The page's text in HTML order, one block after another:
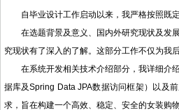
自毕业设计工作启动以来，我严格按照既
在选题背景及意义、国内外研究现状及发
究现状有了深入的了解。这部分工作不仅为我
在系统开发相关技术介绍部分，我详细介
据库及Spring Data JPA数据访问框架）以及
求，旨在构建一个高效、稳定、安全的女装购